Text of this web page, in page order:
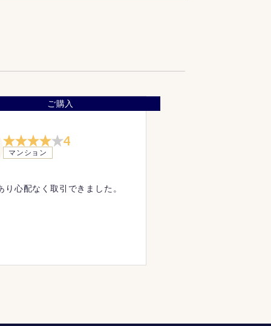
ご購入
4
マンション
り心配なく取引できました。